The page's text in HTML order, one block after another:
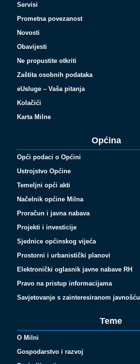
Servisi
Prometna povezanost
Novosti
Obavijesti
Ne propustite otkriti
Zaštita osobnih podataka
eUsluge – Vaša pitanja
Kolačići
Karta Milne
Općina
Opći podaci o Općini
Ustrojstvo Općine
Temeljni opći akti
Načelnik općine Milna
Proračun i javna nabava
Projekti i investicije
Sjednice općinskog vijeća
Prostorni i urbanistički planovi
Elektronički oglasnik javne nabave RH
Pravo na pristup informacijama
Savjetovanje s zainteresiranom javnošću
Teme
O Milni
Gospodarstvo i razvoj